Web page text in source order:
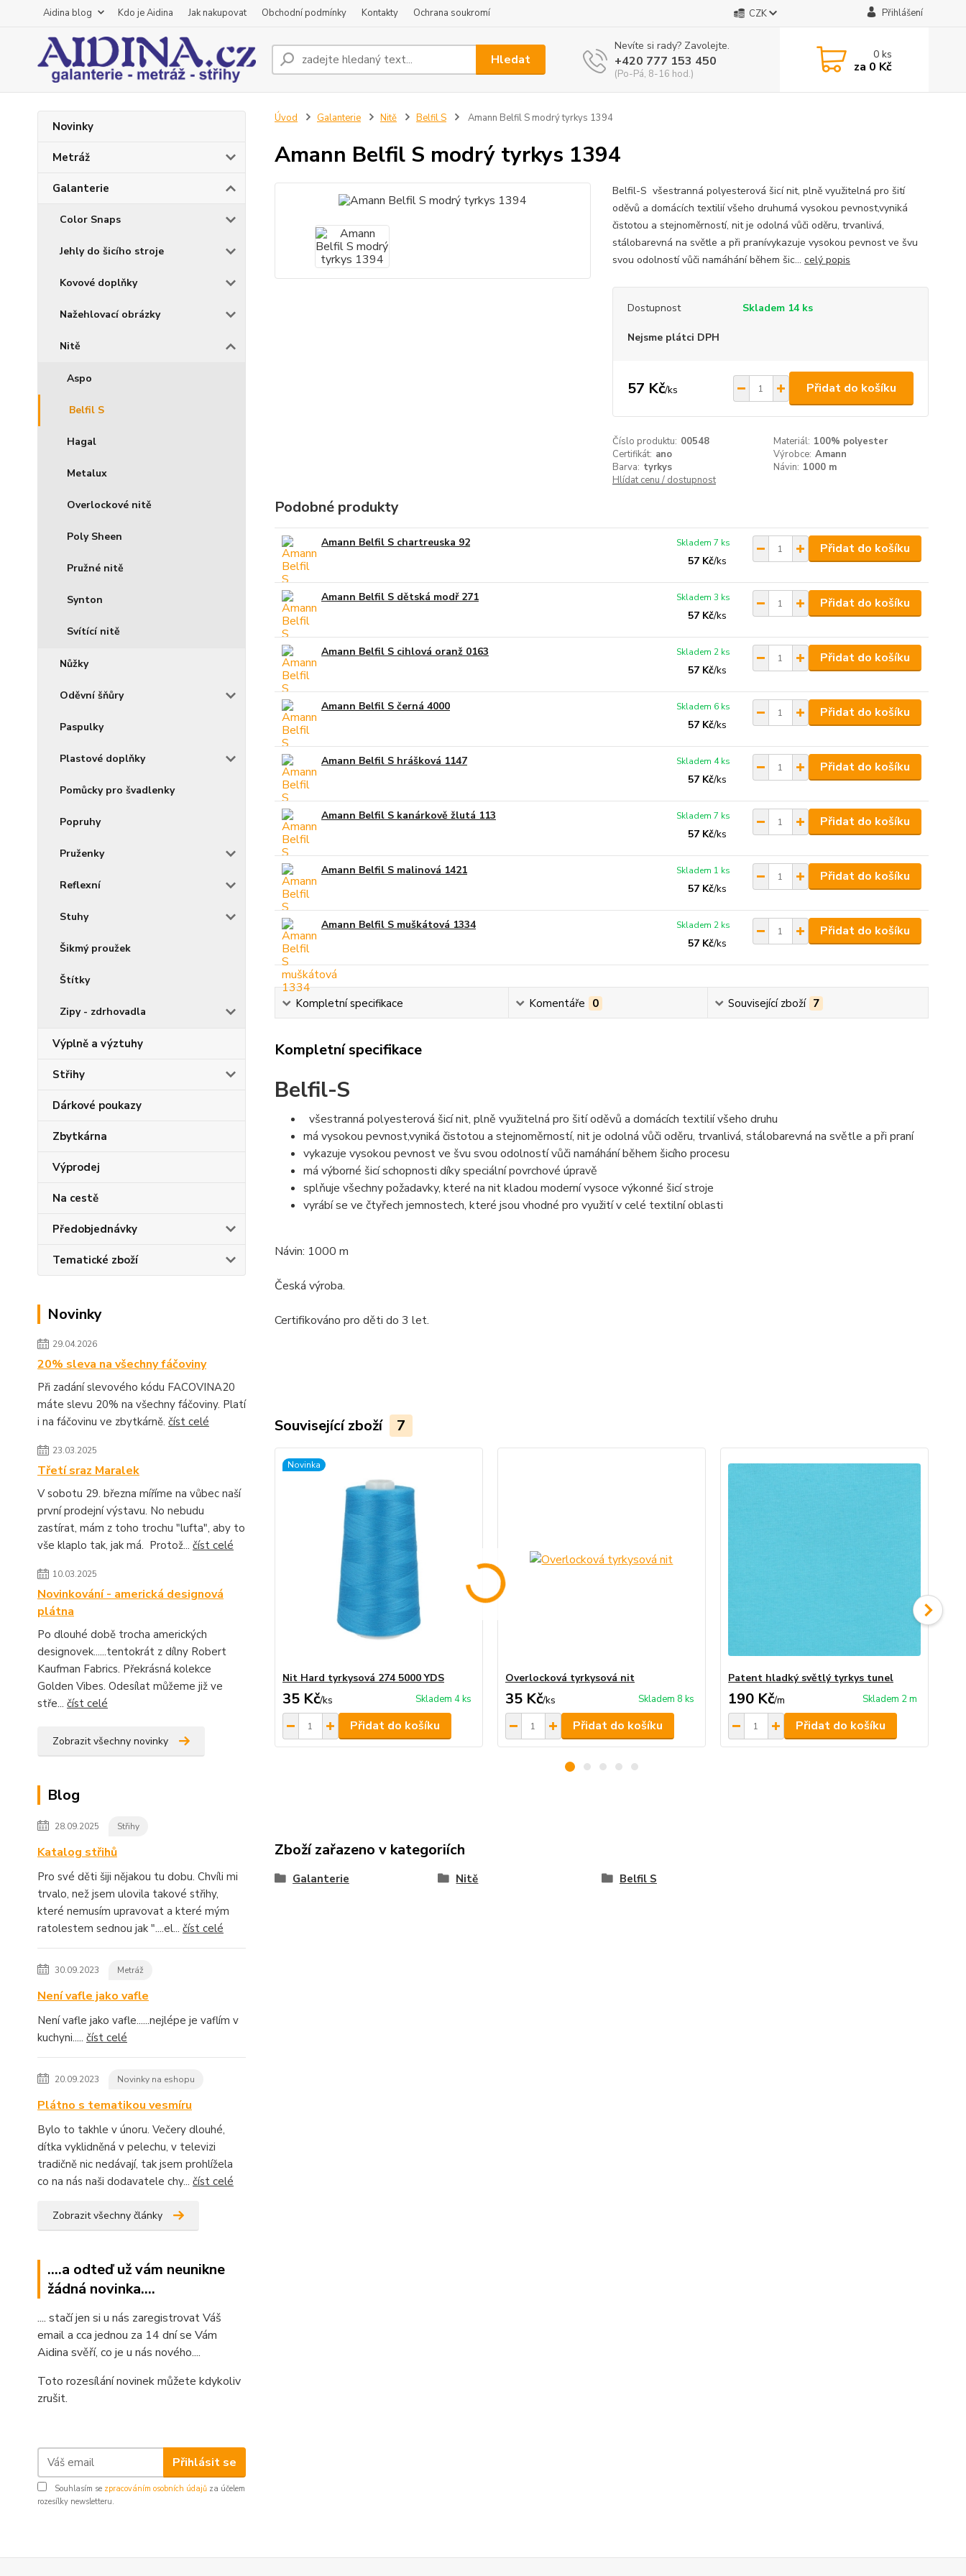
Aidina blog Kdo je Aidina Jak nakupovat Obchodní podmínky Kontakty Ochrana soukromí CZK Přihlášení
Hledat
Nevíte si rady? Zavolejte.
+420 777 153 450
(Po-Pá, 8-16 hod.)
0ks
za 0 Kč
Novinky
Metráž
Galanterie
Color Snaps
Jehly do šicího stroje
Kovové doplňky
Nažehlovací obrázky
Nitě
Aspo
Belfil S
Hagal
Metalux
Overlockové nitě
Poly Sheen
Pružné nitě
Synton
Svítící nitě
Nůžky
Oděvní šňůry
Paspulky
Plastové doplňky
Pomůcky pro švadlenky
Popruhy
Pruženky
Reflexní
Stuhy
Šikmý proužek
Štítky
Zipy - zdrhovadla
Výplně a výztuhy
Střihy
Dárkové poukazy
Zbytkárna
Výprodej
Na cestě
Předobjednávky
Tematické zboží
Novinky
29.04.2026
20% sleva na všechny fáčoviny
Při zadání slevového kódu FACOVINA20
máte slevu 20% na všechny fáčoviny. Platí
i na fáčovinu ve zbytkárně. číst celé
23.03.2025
Třetí sraz Maralek
V sobotu 29. března míříme na vůbec naší
první prodejní výstavu. No nebudu
zastírat, mám z toho trochu "lufta", aby to
vše klaplo tak, jak má. Protož... číst celé
10.03.2025
Novinkování - americká designová
plátna
Po dlouhé době trocha amerických
designovek......tentokrát z dílny Robert
Kaufman Fabrics. Překrásná kolekce
Golden Vibes. Odesílat můžeme již ve
stře... číst celé
Zobrazit všechny novinky
Blog
28.09.2025 Střihy
Katalog střihů
Pro své děti šiji nějakou tu dobu. Chvíli mi
trvalo, než jsem ulovila takové střihy,
které nemusím upravovat a které mým
ratolestem sednou jak "....el... číst celé
30.09.2023 Metráž
Není vafle jako vafle
Není vafle jako vafle......nejlépe je vaflím v
kuchyni..... číst celé
20.09.2023 Novinky na eshopu
Plátno s tematikou vesmíru
Bylo to takhle v únoru. Večery dlouhé,
dítka vyklidněná v pelechu, v televizi
tradičně nic nedávají, tak jsem prohlížela
co na nás naši dodavatele chy... číst celé
Zobrazit všechny články
....a odteď už vám neunikne
žádná novinka....
.... stačí jen si u nás zaregistrovat Váš
email a cca jednou za 14 dní se Vám
Aidina svěří, co je u nás nového....
Toto rozesílání novinek můžete kdykoliv
zrušit.
Přihlásit se
Souhlasím se zpracováním osobních údajů za účelem
rozesílky newsletteru.
Úvod Galanterie Nitě Belfil S Amann Belfil S modrý tyrkys 1394
Amann Belfil S modrý tyrkys 1394
Belfil-S všestranná polyesterová šicí nit, plně využitelná pro šití
oděvů a domácích textilií všeho druhumá vysokou pevnost,vyniká
čistotou a stejnoměrností, nit je odolná vůči oděru, trvanlivá,
stálobarevná na světle a při pranívykazuje vysokou pevnost ve švu
svou odolností vůči namáhání během šic... celý popis
Dostupnost Skladem 14 ks
Nejsme plátci DPH
57 Kč/ks Přidat do košíku
Číslo produktu: 00548 Materiál: 100% polyester
Certifikát: ano Výrobce: Amann
Barva: tyrkys Návin: 1000 m
Hlídat cenu / dostupnost
Podobné produkty
Amann Belfil S chartreuska 92
57 Kč/ks
Skladem 7 ks Přidat do košíku
Amann Belfil S dětská modř 271
57 Kč/ks
Skladem 3 ks Přidat do košíku
Amann Belfil S cihlová oranž 0163
57 Kč/ks
Skladem 2 ks Přidat do košíku
Amann Belfil S černá 4000
57 Kč/ks
Skladem 6 ks Přidat do košíku
Amann Belfil S hrášková 1147
57 Kč/ks
Skladem 4 ks Přidat do košíku
Amann Belfil S kanárkově žlutá 113
57 Kč/ks
Skladem 7 ks Přidat do košíku
Amann Belfil S malinová 1421
57 Kč/ks
Skladem 1 ks Přidat do košíku
Amann Belfil S muškátová 1334
57 Kč/ks
Skladem 2 ks Přidat do košíku
Kompletní specifikace Komentáře 0 Související zboží 7
Kompletní specifikace
Belfil-S
všestranná polyesterová šicí nit, plně využitelná pro šití oděvů a domácích textilií všeho druhu
má vysokou pevnost,vyniká čistotou a stejnoměrností, nit je odolná vůči oděru, trvanlivá, stálobarevná na světle a při praní
vykazuje vysokou pevnost ve švu svou odolností vůči namáhání během šicího procesu
má výborné šicí schopnosti díky speciální povrchové úpravě
splňuje všechny požadavky, které na nit kladou moderní vysoce výkonné šicí stroje
vyrábí se ve čtyřech jemnostech, které jsou vhodné pro využití v celé textilní oblasti
Návin: 1000 m
Česká výroba.
Certifikováno pro děti do 3 let.
Související zboží 7
Novinka
Nit Hard tyrkysová 274 5000 YDS
35 Kč/ks Skladem 4 ks
Přidat do košíku
Overlocková tyrkysová nit
35 Kč/ks Skladem 8 ks
Přidat do košíku
Patent hladký světlý tyrkys tunel
190 Kč/m Skladem 2 m
Přidat do košíku
Zboží zařazeno v kategoriích
Galanterie Nitě Belfil S